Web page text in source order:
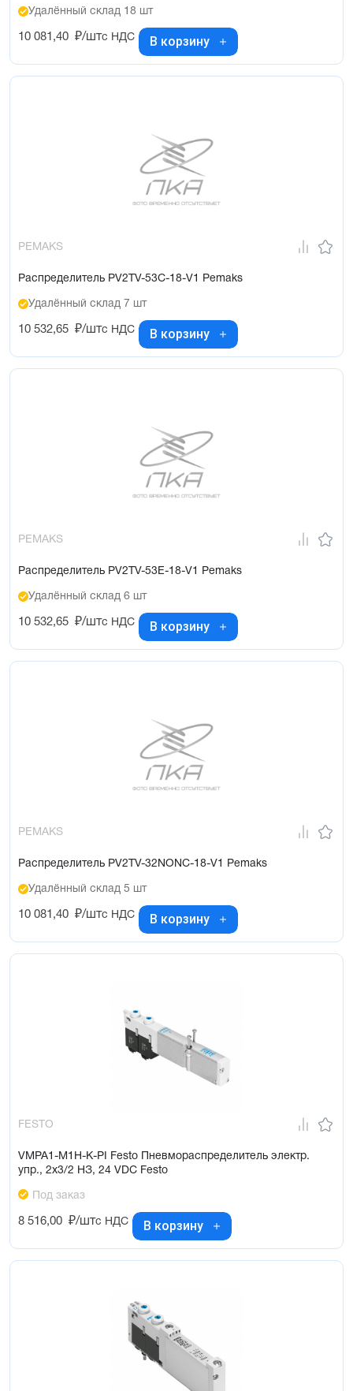
Удалённый склад 18 шт
10 081,40 ₽/штс НДС В корзину
PEMAKS
Распределитель PV2TV-53C-18-V1 Pemaks
Удалённый склад 7 шт
10 532,65 ₽/штс НДС В корзину
PEMAKS
Распределитель PV2TV-53E-18-V1 Pemaks
Удалённый склад 6 шт
10 532,65 ₽/штс НДС В корзину
PEMAKS
Распределитель PV2TV-32NONC-18-V1 Pemaks
Удалённый склад 5 шт
10 081,40 ₽/штс НДС В корзину
FESTO
VMPA1-M1H-K-PI Festo Пневмораспределитель электр.
упр., 2x3/2 НЗ, 24 VDC Festo
Под заказ
8 516,00 ₽/штс НДС В корзину